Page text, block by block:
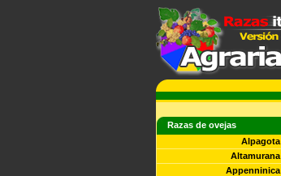
Razas de ovejas
Alpagota
Altamurana
Appenninica